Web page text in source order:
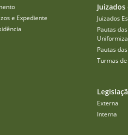
e Expediente
Juizados
Pautas
Pautas
Turmas
Externa
Interna